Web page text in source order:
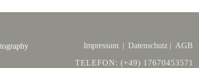
Impressum | Datenschutz | AGB
TELEFON: (+49) 17670453571